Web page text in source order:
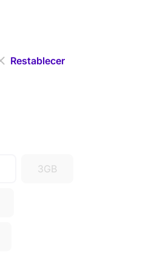
3GB
Restablecer